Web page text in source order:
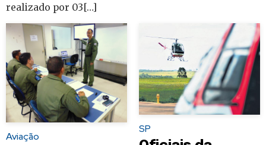
realizado por 03[…]
Aviação
SP